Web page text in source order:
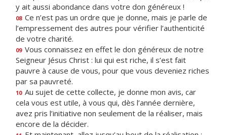
y ait aussi abondance dans votre don généreux !
08 Ce n’est pas un ordre que je donne, mais je parle de
l’empressement des autres pour vérifier l’authenticité
de votre charité.
09 Vous connaissez en effet le don généreux de notre
Seigneur Jésus Christ : lui qui est riche, il s’est fait
pauvre à cause de vous, pour que vous deveniez riches
par sa pauvreté.
10 Au sujet de cette collecte, je donne mon avis, car
cela vous est utile, à vous qui, dès l’année dernière,
avez pris l’initiative non seulement de la réaliser, mais
encore de la décider.